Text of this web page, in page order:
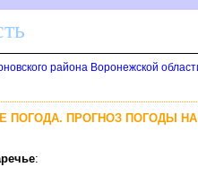
района Воронежской
ПОГОДА. ПРОГНОЗ ПОГОДЫ
: